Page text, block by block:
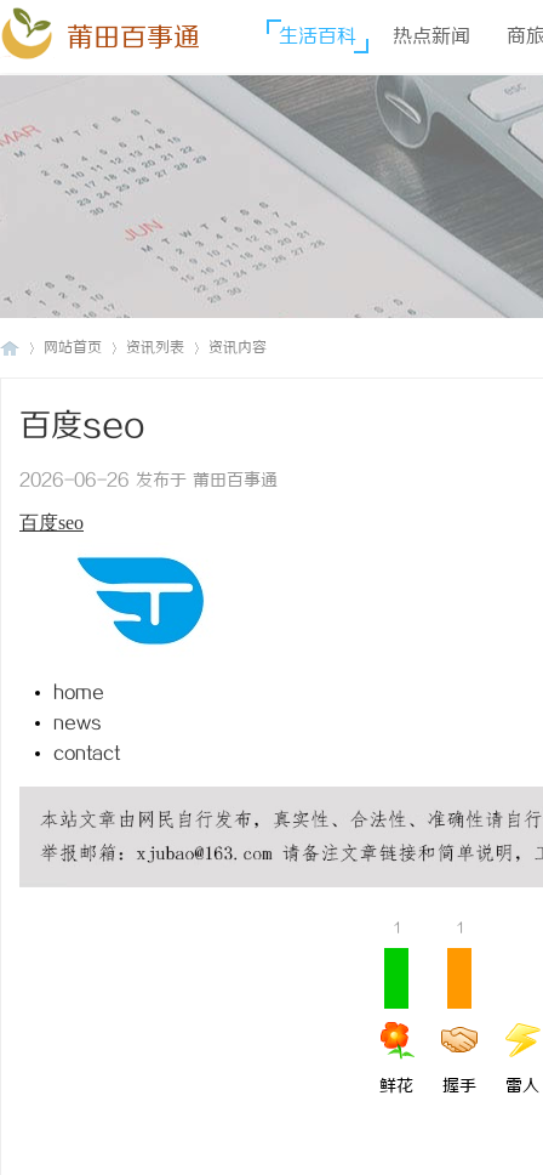
莆田百事通 生活百科 热点新闻 商
网站首页 资讯列表 资讯内容
百度seo
2026-06-26 发布于 莆田百事通
百度seo
home
news
contact
1
鲜花
1
握手 雷人